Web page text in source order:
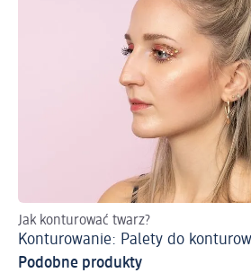
Jak konturować twarz?
Konturowanie: Palety do
Podobne produkty